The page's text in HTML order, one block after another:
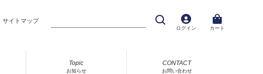
サイトマップ
ログイン カート
Topic
お知らせ
CONTACT
お問い合わせ